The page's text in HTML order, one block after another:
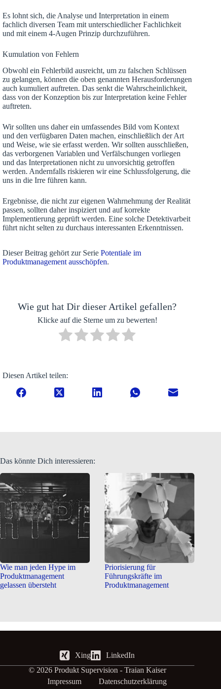
Es lohnt sich, die Analyse und Interpretation in einem
fachlich diversen Team mit unterschiedlicher Fachlichkeit
und mit einem 4-Augen Prinzip durchzuführen.
Kumulation von Fehlern
Obwohl ein Fehlerbild ausreicht, um zu falschen Schlüssen
zu gelangen, können die oben genannten Herausforderungen
auch kumuliert auftreten. Das senkt die Wahrscheinlichkeit,
dass von der Konzeption bis zur Interpretation keine Fehler
auftreten.
Wir sollten uns daher ein umfassendes Bild vom Kontext
und den verfügbaren Daten machen, einschließlich der Art
und Weise, wie sie erfasst werden. Wir sollten ausschließen,
das verborgenen Variablen und Verfälschungen vorliegen
und das Interpretationen nicht zu unvorsichtig getroffen
werden. Andernfalls riskieren wir eine Schlussfolgerung, die
uns in die Irre führen kann.
Ergebnisse, die nicht zur eigenen Wahrnehmung der Realität
passen, sollten daher inspiziert und auf korrekte
Implementierung geprüft werden. Eine solche Detektivarbeit
führt nicht selten zu durchaus interessanten Erkenntnissen.
Dieser Beitrag gehört zur Serie Potentiale im
Produktmanagement ausschöpfen.
Wie gut hat Dir dieser Artikel gefallen?
Klicke auf die Sterne um zu bewerten!
Diesen Artikel teilen:
Das könnte Dich interessieren:
Wie man jeden Hype im
Produktmanagement
gelassen übersteht
Priorisierung für
Führungskräfte im
Produktmanagement
Xing
LinkedIn
© 2026 Produkt Supervision - Traian Kaiser
Impressum
Datenschutzerklärung